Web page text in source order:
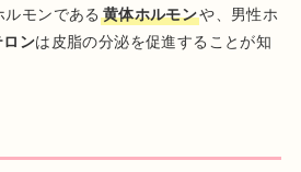
モンである 黄体ホルモンや、男性ホ
ロンは皮脂の分泌を促進することが知